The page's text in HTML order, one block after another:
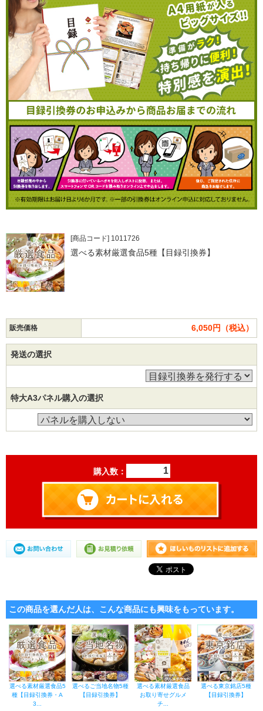
[商品コード] 1011726
選べる素材厳選食品5種【目録引換券】
販売価格 6,050円（税込）
発送の選択
特大A3パネル購入の選択
購入数：
この商品を選んだ人は、こんな商品にも興味をもっています。
選べる素材厳選食品5
種【目録引換券・A
3...
選べるご当地名物5種
【目録引換券】
選べる素材厳選食品
お取り寄せグルメ
チ...
選べる東京銘店5種
【目録引換券】